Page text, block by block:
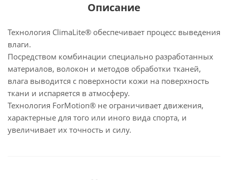
Описание
Технология ClimaLite® обеспечивает процесс выведения
влаги.
Посредством комбинации специально разработанных
материалов, волокон и методов обработки тканей,
влага выводится с поверхности кожи на поверхность
ткани и испаряется в атмосферу.
Технология ForMotion® не ограничивает движения,
характерные для того или иного вида спорта, и
увеличивает их точность и силу.